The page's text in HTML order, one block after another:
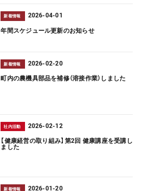
新着情報 2026-04-01
年間スケジュール更新のお知らせ
新着情報 2026-02-20
町内の農機具部品を補修（溶接作業）しました
社内活動 2026-02-12
【健康経営の取り組み】第2回 健康講座を受講し
ました
新着情報 2026-01-20